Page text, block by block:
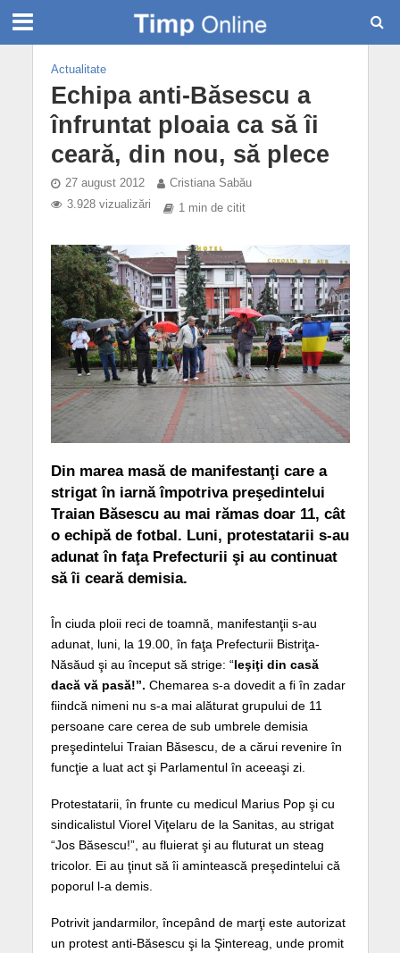
Actualitate
Echipa anti-Băsescu a
înfruntat ploaia ca să îi
ceară, din nou, să plece
27 august 2012
Cristiana Sabău
3.928 vizualizări
1 min de citit
Din marea masă de manifestanţi care a
strigat în iarnă împotriva preşedintelui
Traian Băsescu au mai rămas doar 11, cât
o echipă de fotbal. Luni, protestatarii s-au
adunat în faţa Prefecturii şi au continuat
să îi ceară demisia.
În ciuda ploii reci de toamnă, manifestanţii s-au
adunat, luni, la 19.00, în faţa Prefecturii Bistriţa-
Năsăud şi au început să strige: “Ieşiţi din casă
dacă vă pasă!”. Chemarea s-a dovedit a fi în zadar
fiindcă nimeni nu s-a mai alăturat grupului de 11
persoane care cerea de sub umbrele demisia
preşedintelui Traian Băsescu, de a cărui revenire în
funcţie a luat act şi Parlamentul în aceeaşi zi.
Protestatarii, în frunte cu medicul Marius Pop şi cu
sindicalistul Viorel Viţelaru de la Sanitas, au strigat
“Jos Băsescu!”, au fluierat şi au fluturat un steag
tricolor. Ei au ţinut să îi amintească preşedintelui că
poporul l-a demis.
Potrivit jandarmilor, începând de marţi este autorizat
un protest anti-Băsescu şi la Şintereag, unde promit